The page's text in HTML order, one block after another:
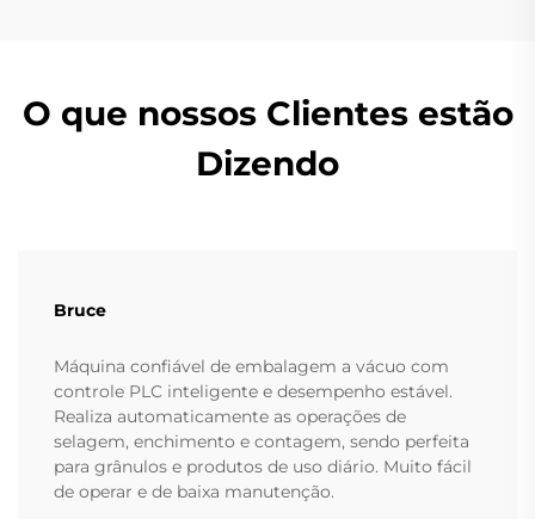
O que nossos Clientes estão
Dizendo
Bruce
Máquina confiável de embalagem a vácuo com
controle PLC inteligente e desempenho estável.
Realiza automaticamente as operações de
selagem, enchimento e contagem, sendo perfeita
para grânulos e produtos de uso diário. Muito fácil
de operar e de baixa manutenção.